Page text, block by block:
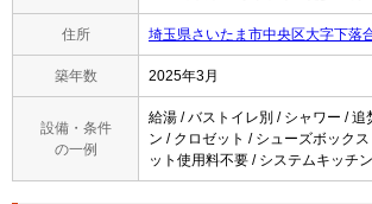
住所 埼玉県さいたま市中央区大字下落
築年数 2025年3月
設備・条件
の一例
給湯 / バストイレ別 / シャワー /
ン / クロゼット / シューズボック
ット使用料不要 / システムキッチ